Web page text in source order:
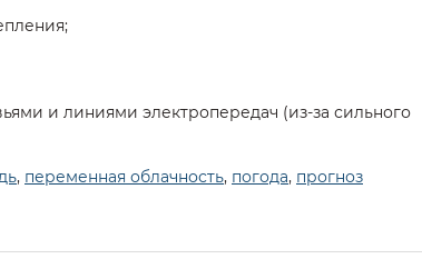
и линиями электропередач (из-за сильного
, переменная облачность, погода, прогноз